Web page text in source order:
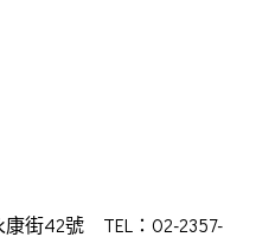
街42號 TEL：02-2357-